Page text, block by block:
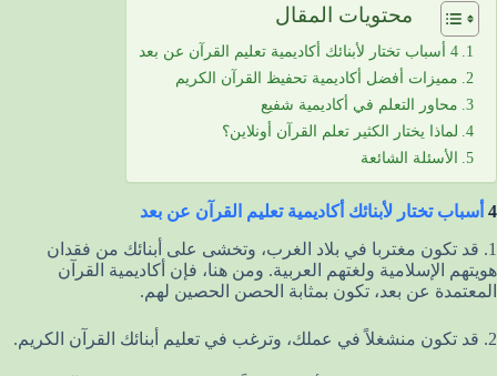
محتويات المقال
4 أسباب تختار لأبنائك أكاديمية تعليم القرآن عن بعد
مميزات أفضل أكاديمية تحفيظ القرآن الكريم
محاور التعلم في أكاديمية شفيع
لماذا يختار الكثير تعلم القرآن أونلاين؟
الأسئلة الشائعة
4 أسباب تختار لأبنائك أكاديمية تعليم القرآن عن بعد
1. قد تكون مغتربا في بلاد الغرب، وتخشى على أبنائك من فقدان
هويتهم الإسلامية ولغتهم العربية. ومن هنا، فإن أكاديمية القرآن
المعتمدة عن بعد، تكون بمثابة الحصن الحصين لهم.
2. قد تكون منشغلاً في عملك، وترغب في تعليم أبنائك القرآن الكريم.